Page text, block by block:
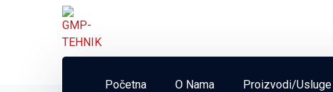
Početna O Nama Proizvodi/Usluge